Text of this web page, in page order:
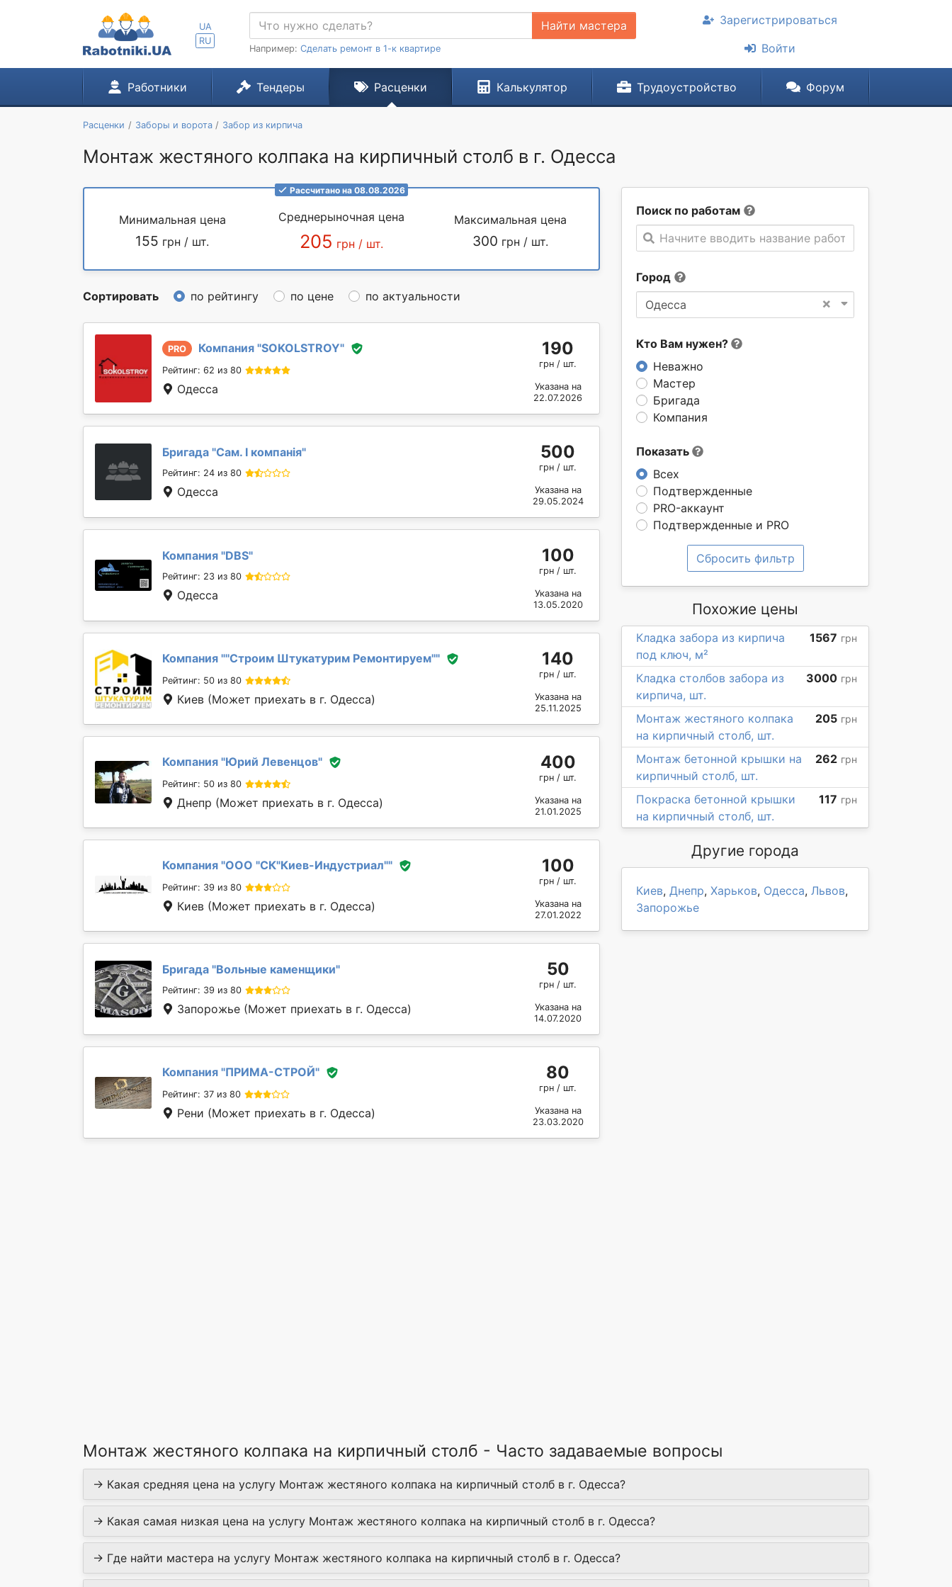
UA
RU
Найти мастера
Например: Сделать ремонт в 1-к квартире
Зарегистрироваться
Войти
Работники Тендеры Расценки Калькулятор Трудоустройство Форум
Расценки Заборы и ворота Забор из кирпича
Монтаж жестяного колпака на кирпичный столб в г. Одесса
Поиск по работам
Начните вводить название работы
Город
×
Одесса
Кто Вам нужен?
Неважно
Мастер
Бригада
Компания
Показать
Всех
Подтвержденные
PRO-аккаунт
Подтвержденные и PRO
Сбросить фильтр
Рассчитано на 08.08.2026
Минимальная цена
155 грн / шт.
Среднерыночная цена
205 грн / шт.
Максимальная цена
300 грн / шт.
Сортировать по рейтингу по цене по актуальности
PRO Компания "SOKOLSTROY"
Рейтинг: 62 из 80
Одесса
190
грн / шт.
Указана на
22.07.2026
Бригада "Сам. І компанія"
Рейтинг: 24 из 80
Одесса
500
грн / шт.
Указана на
29.05.2024
Компания "DBS"
Рейтинг: 23 из 80
Одесса
100
грн / шт.
Указана на
13.05.2020
Компания "''Строим Штукатурим Ремонтируем''"
Рейтинг: 50 из 80
Киев (Может приехать в г. Одесса)
140
грн / шт.
Указана на
25.11.2025
Компания "Юрий Левенцов"
Рейтинг: 50 из 80
Днепр (Может приехать в г. Одесса)
400
грн / шт.
Указана на
21.01.2025
Компания "ООО "СК"Киев-Индустриал""
Рейтинг: 39 из 80
Киев (Может приехать в г. Одесса)
100
грн / шт.
Указана на
27.01.2022
Бригада "Вольные каменщики"
Рейтинг: 39 из 80
Запорожье (Может приехать в г. Одесса)
50
грн / шт.
Указана на
14.07.2020
Компания "ПРИМА-СТРОЙ"
Рейтинг: 37 из 80
Рени (Может приехать в г. Одесса)
80
грн / шт.
Указана на
23.03.2020
Похожие цены
Кладка забора из кирпича
под ключ, м²
1567 грн
Кладка столбов забора из
кирпича, шт.
3000 грн
Монтаж жестяного колпака
на кирпичный столб, шт.
205 грн
Монтаж бетонной крышки на
кирпичный столб, шт.
262 грн
Покраска бетонной крышки
на кирпичный столб, шт.
117 грн
Другие города
Киев, Днепр, Харьков, Одесса, Львов,
Запорожье
Монтаж жестяного колпака на кирпичный столб - Часто задаваемые вопросы
→ Какая средняя цена на услугу Монтаж жестяного колпака на кирпичный столб в г. Одесса?
→ Какая самая низкая цена на услугу Монтаж жестяного колпака на кирпичный столб в г. Одесса?
→ Где найти мастера на услугу Монтаж жестяного колпака на кирпичный столб в г. Одесса?